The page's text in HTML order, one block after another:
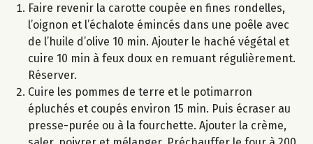
Faire revenir la carotte coupée en fines rondelles,
l’oignon et l’échalote émincés dans une poêle avec
de l’huile d’olive 10 min. Ajouter le haché végétal et
cuire 10 min à feux doux en remuant régulièrement.
Réserver.
Cuire les pommes de terre et le potimarron
épluchés et coupés environ 15 min. Puis écraser au
presse-purée ou à la fourchette. Ajouter la crème,